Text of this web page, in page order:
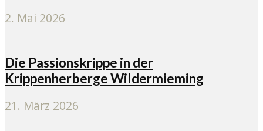
2. Mai 2026
Die Passionskrippe in der
Krippenherberge Wildermieming
21. März 2026